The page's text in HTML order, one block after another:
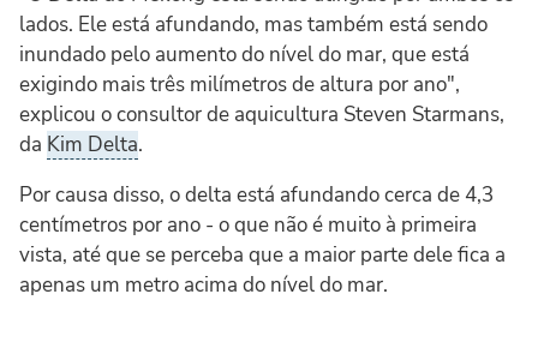
lados. Ele está afundando, mas também está sendo
inundado pelo aumento do nível do mar, que está
exigindo mais três milímetros de altura por ano",
explicou o consultor de aquicultura Steven Starmans,
da Kim Delta.
Por causa disso, o delta está afundando cerca de 4,3
centímetros por ano - o que não é muito à primeira
vista, até que se perceba que a maior parte dele fica a
apenas um metro acima do nível do mar.